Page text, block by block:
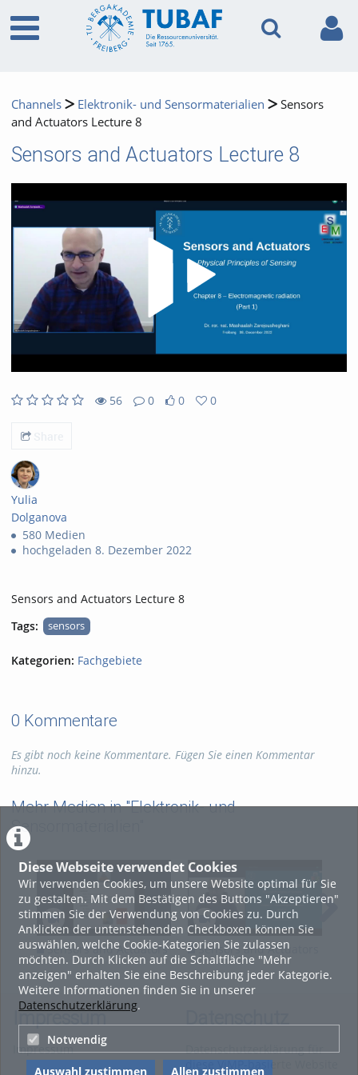
Diese Webseite verwendet Cookies
Wir verwenden Cookies, um unsere Website optimal für Sie
zu gestalten. Mit dem Bestätigen des Buttons "Akzeptieren"
stimmen Sie der Verwendung von Cookies zu. Durch
Anklicken der untenstehenden Checkboxen können Sie
auswählen, welche Cookie-Kategorien Sie zulassen
möchten. Durch Klicken auf die Schaltfläche "Mehr
anzeigen" erhalten Sie eine Beschreibung jeder Kategorie.
Weitere Informationen finden Sie in unserer
Datenschutzerklärung.
Notwendig
Auswahl zustimmen Allen zustimmen
Channels Elektronik- und Sensormaterialien
Sensors
and Actuators Lecture 8
Sensors and Actuators Lecture 8
56
0
0
0
Share
Yulia
Dolganova
580 Medien
hochgeladen 8. Dezember 2022
Sensors and Actuators Lecture 8
Tags:
sensors
Kategorien: Fachgebiete
0 Kommentare
Es gibt noch keine Kommentare. Fügen Sie einen Kommentar
hinzu.
Mehr Medien in "Elektronik- und
Sensormaterialien"
Sensors and Actuators
Lecture 9
Sensors and Actuators
Lecture 8
Impressum
Impressum
Datenschutzerklärung für
diese ViMP-basierte Website